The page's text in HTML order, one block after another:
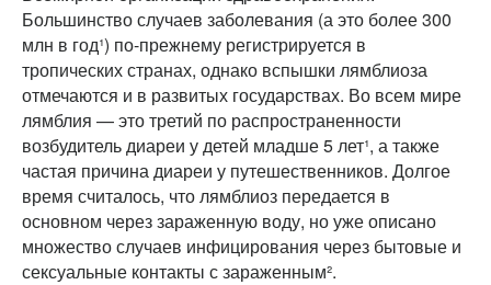
Большинство случаев заболевания (а это более 300
млн в год¹) по-прежнему регистрируется в
тропических странах, однако вспышки лямблиоза
отмечаются и в развитых государствах. Во всем мире
лямблия — это третий по распространенности
возбудитель диареи у детей младше 5 лет¹, а также
частая причина диареи у путешественников. Долгое
время считалось, что лямблиоз передается в
основном через зараженную воду, но уже описано
множество случаев инфицирования через бытовые и
сексуальные контакты с зараженным².